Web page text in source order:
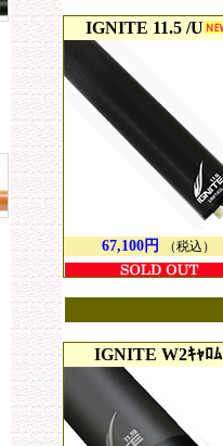
IGNITE 11.5 /U
67,100円 （税込）
IGNITE W2ｷｬﾛﾑ